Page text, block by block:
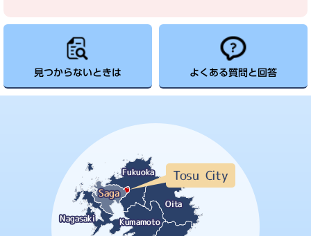
見つからないときは よくある質問と回答